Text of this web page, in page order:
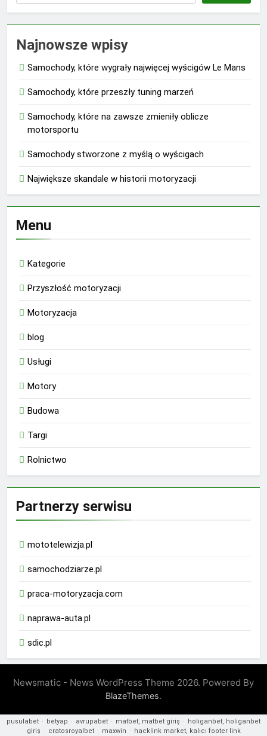
Najnowsze wpisy
Samochody, które wygrały najwięcej wyścigów Le Mans
Samochody, które przeszły tuning marzeń
Samochody, które na zawsze zmieniły oblicze
motorsportu
Samochody stworzone z myślą o wyścigach
Największe skandale w historii motoryzacji
Menu
Kategorie
Przyszłość motoryzacji
Motoryzacja
blog
Usługi
Motory
Budowa
Targi
Rolnictwo
Partnerzy serwisu
mototelewizja.pl
samochodziarze.pl
praca-motoryzacja.com
naprawa-auta.pl
sdic.pl
Newsmatic - News WordPress Theme 2026. Powered By
BlazeThemes.
pusulabet · betyap · avrupabet · matbet, matbet giriş ·
holiganbet, holiganbet
giriş · cratosroyalbet · maxwin · hacklink market, kalıcı footer link